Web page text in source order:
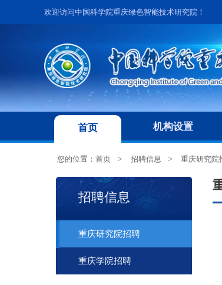
欢迎访问中国科学院重庆绿色智能技术研究院！
首页 机构设置
您的位置：首页 招聘信息 重庆研究院
招聘信息
重庆研究院招聘
重庆学院招聘